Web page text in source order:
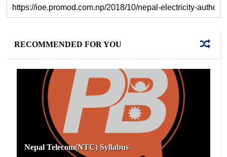
Nepal Telecom(NTC) Syllabus